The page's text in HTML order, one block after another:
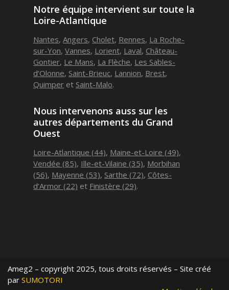
Notre équipe intervient sur toute la
Loire-Atlantique
Nantes, Angers, Cholet, Rennes, La Roche-
sur-Yon, Vannes, Lorient, Laval, Château-
Gontier, Le Mans, La Flèche, Les Sables-
d’Olonne, Saint-Brieuc, Lannion, Brest,
Quimper et Saint-Malo.
Nous intervenons auss sur les
autres départements du Grand
Ouest
Loire-Atlantique (44), Maine-et-Loire (49),
Vendée (85), Ille-et-Vilaine (35), Morbihan
(56), Mayenne (53), Sarthe (72), Côtes-
d’Armor (22) et Finistère (29).
Ameg2 – copyright 2025, tous droits réservés – Site créé
par SUMOTORI